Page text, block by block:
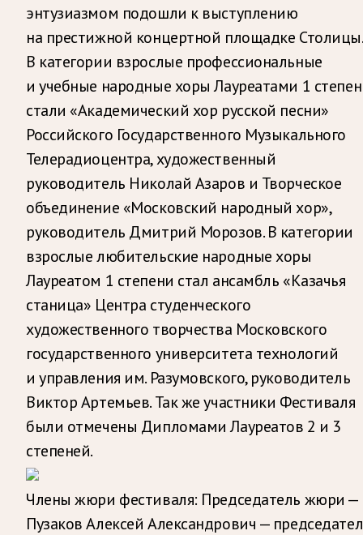
энтузиазмом подошли к выступлению
на престижной концертной площадке
В категории взрослые профессиональные
и учебные народные хоры Лауреатами 1
стали «Академический хор русской песни»
Российского Государственного Музыкального
Телерадиоцентра, художественный
руководитель Николай Азаров и Творческое
объединение «Московский народный хор»,
руководитель Дмитрий Морозов. В категории
взрослые любительские народные хоры
Лауреатом 1 степени стал ансамбль «Казачья
станица» Центра студенческого
художественного творчества Московского
государственного университета технологий
и управления им. Разумовского, руководитель
Виктор Артемьев. Так же участники Фестиваля
были отмечены Дипломами Лауреатов 2 и 3
степеней.
Члены жюри фестиваля: Председатель жюри —
Пузаков Алексей Александрович —